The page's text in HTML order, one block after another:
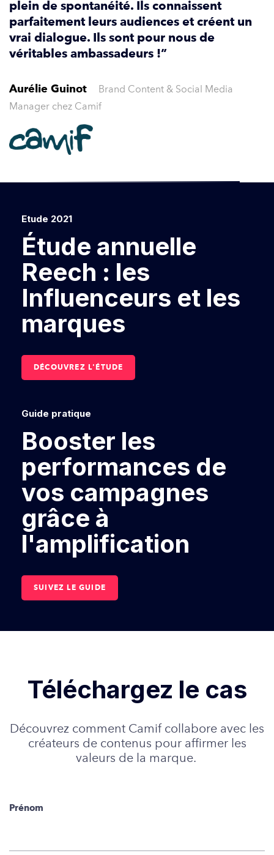
plein de spontanéité. Ils connaissent
parfaitement leurs audiences et créent un
vrai dialogue. Ils sont pour nous de
véritables ambassadeurs !”
Aurélie Guinot
Brand Content & Social Media
Manager chez Camif
Etude 2021
Étude annuelle
Reech : les
Influenceurs et les
marques
DÉCOUVREZ L'ÉTUDE
Guide pratique
Booster les
performances de
vos campagnes
grâce à
l'amplification
SUIVEZ LE GUIDE
Téléchargez le cas
Découvrez comment Camif collabore avec les
créateurs de contenus pour affirmer les
valeurs de la marque.
Prénom